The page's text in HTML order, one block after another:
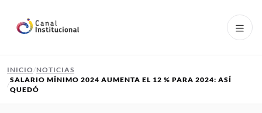
INICIO NOTICIAS
SALARIO MÍNIMO 2024 AUMENTA EL 12 % PARA 2024: ASÍ
QUEDÓ